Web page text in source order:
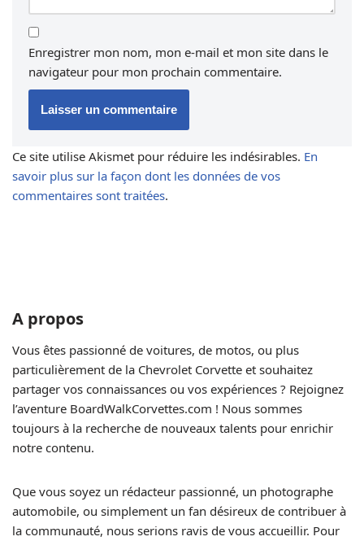
Enregistrer mon nom, mon e-mail et mon site dans le
navigateur pour mon prochain commentaire.
Ce site utilise Akismet pour réduire les indésirables. En
savoir plus sur la façon dont les données de vos
commentaires sont traitées.
A propos
Vous êtes passionné de voitures, de motos, ou plus
particulièrement de la Chevrolet Corvette et souhaitez
partager vos connaissances ou vos expériences ? Rejoignez
l’aventure BoardWalkCorvettes.com ! Nous sommes
toujours à la recherche de nouveaux talents pour enrichir
notre contenu.
Que vous soyez un rédacteur passionné, un photographe
automobile, ou simplement un fan désireux de contribuer à
la communauté, nous serions ravis de vous accueillir. Pour